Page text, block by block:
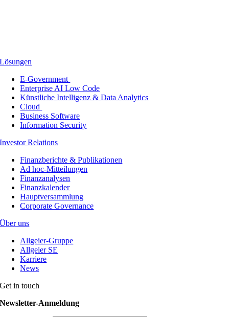
Lösungen
E-Government
Enterprise AI Low Code
Künstliche Intelligenz & Data Analytics
Cloud
Business Software
Information Security
Investor Relations
Finanzberichte & Publikationen
Ad hoc-Mitteilungen
Finanzanalysen
Finanzkalender
Hauptversammlung
Corporate Governance
Über uns
Allgeier-Gruppe
Allgeier SE
Karriere
News
Get in touch
Newsletter-Anmeldung